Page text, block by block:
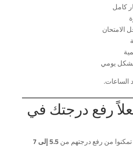
كامل
الامتحان
يومي
الساعات.
رفع درجتك في
من رفع درجتهم من5.5 إلى 7